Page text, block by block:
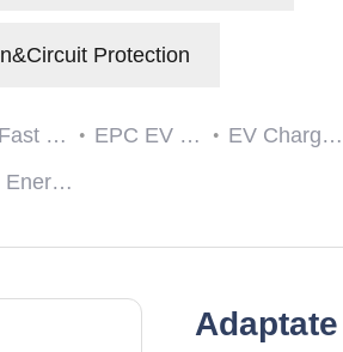
Protection
Station EPC EV Charge Controller
EV Charger RCDs
Meters
Adaptate